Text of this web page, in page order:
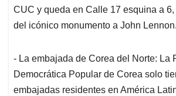
CUC y queda en Calle 17 esquina a
del icónico monumento a John Lennon.
- La embajada de Corea del Norte: La
Democrática Popular de Corea solo
embajadas residentes en América